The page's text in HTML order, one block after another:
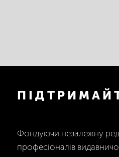
Фондуючи незалежну
професіоналів